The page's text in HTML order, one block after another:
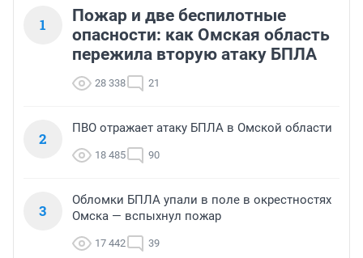
1
Пожар и две беспилотные
опасности: как Омская область
пережила вторую атаку БПЛА
28 338 21
2
ПВО отражает атаку БПЛА в Омской области
18 485 90
3
Обломки БПЛА упали в поле в окрестностях
Омска — вспыхнул пожар
17 442 39